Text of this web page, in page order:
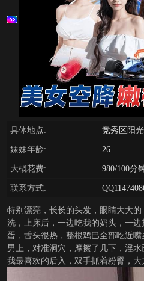
具体地点: 竞秀区阳
妹妹年龄: 26
大概花费: 980/100分
联系方式:
特别漂亮，长长的头发，眼睛大大
洗，上床后，一边吃我的奶头，一
蛋，舌头很热，整根鸡巴全部吃近
男上，对准洞穴，摩擦了几下，淫
我最喜欢的后入，双手抓着粉臀，